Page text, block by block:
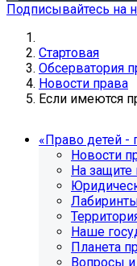
Подписывайтесь на
Стартовая
Обсерватория
Новости права
Если имеются
«Право детей -
Новости
На защите
Наше
Планета
Вопросы